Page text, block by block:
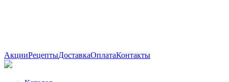
АкцииРецептыДоставкаОплатаКонтакты